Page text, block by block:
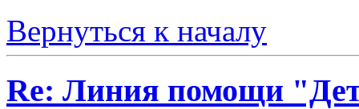
Вернуться к началу
Re: Линия помощи